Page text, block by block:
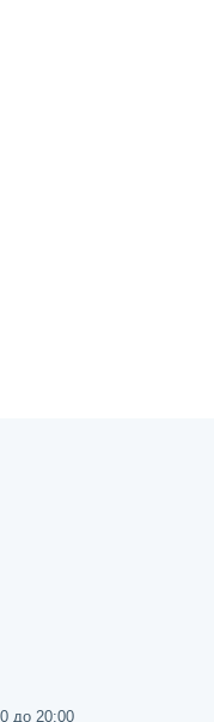
до 20:00